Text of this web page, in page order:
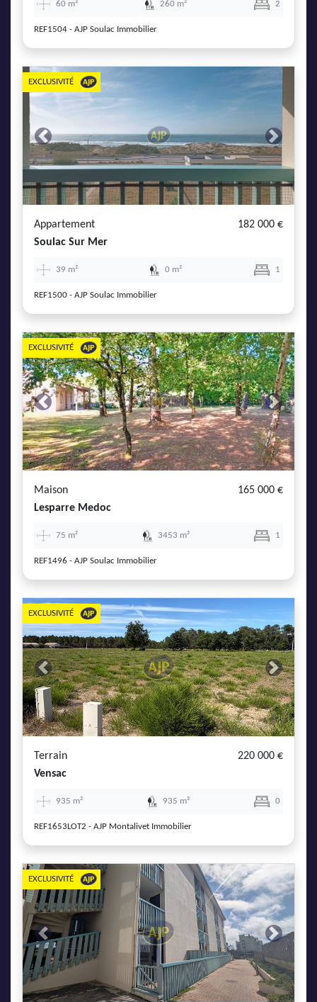
60 m² 260 m² 2
REF1504 - AJP Soulac Immobilier
Previous Next
EXCLUSIVITÉ
Appartement
182 000 €
Soulac Sur Mer
39 m² 0 m² 1
REF1500 - AJP Soulac Immobilier
Previous Next
EXCLUSIVITÉ
Maison
165 000 €
Lesparre Medoc
75 m² 3453 m² 1
REF1496 - AJP Soulac Immobilier
Previous Next
EXCLUSIVITÉ
Terrain
220 000 €
Vensac
935 m² 935 m² 0
REF1653LOT2 - AJP Montalivet Immobilier
Previous Next
EXCLUSIVITÉ